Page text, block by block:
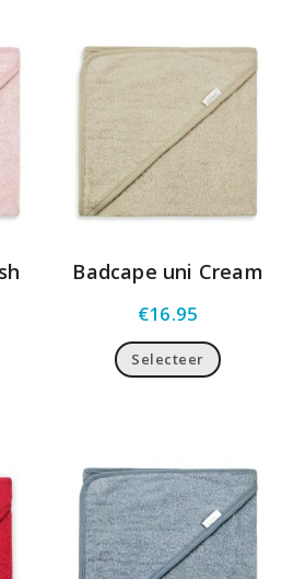
Badcape uni Cream
€16.95
Selecteer